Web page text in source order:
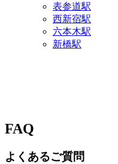
表参道駅
西新宿駅
六本木駅
新橋駅
FAQ
よくあるご質問